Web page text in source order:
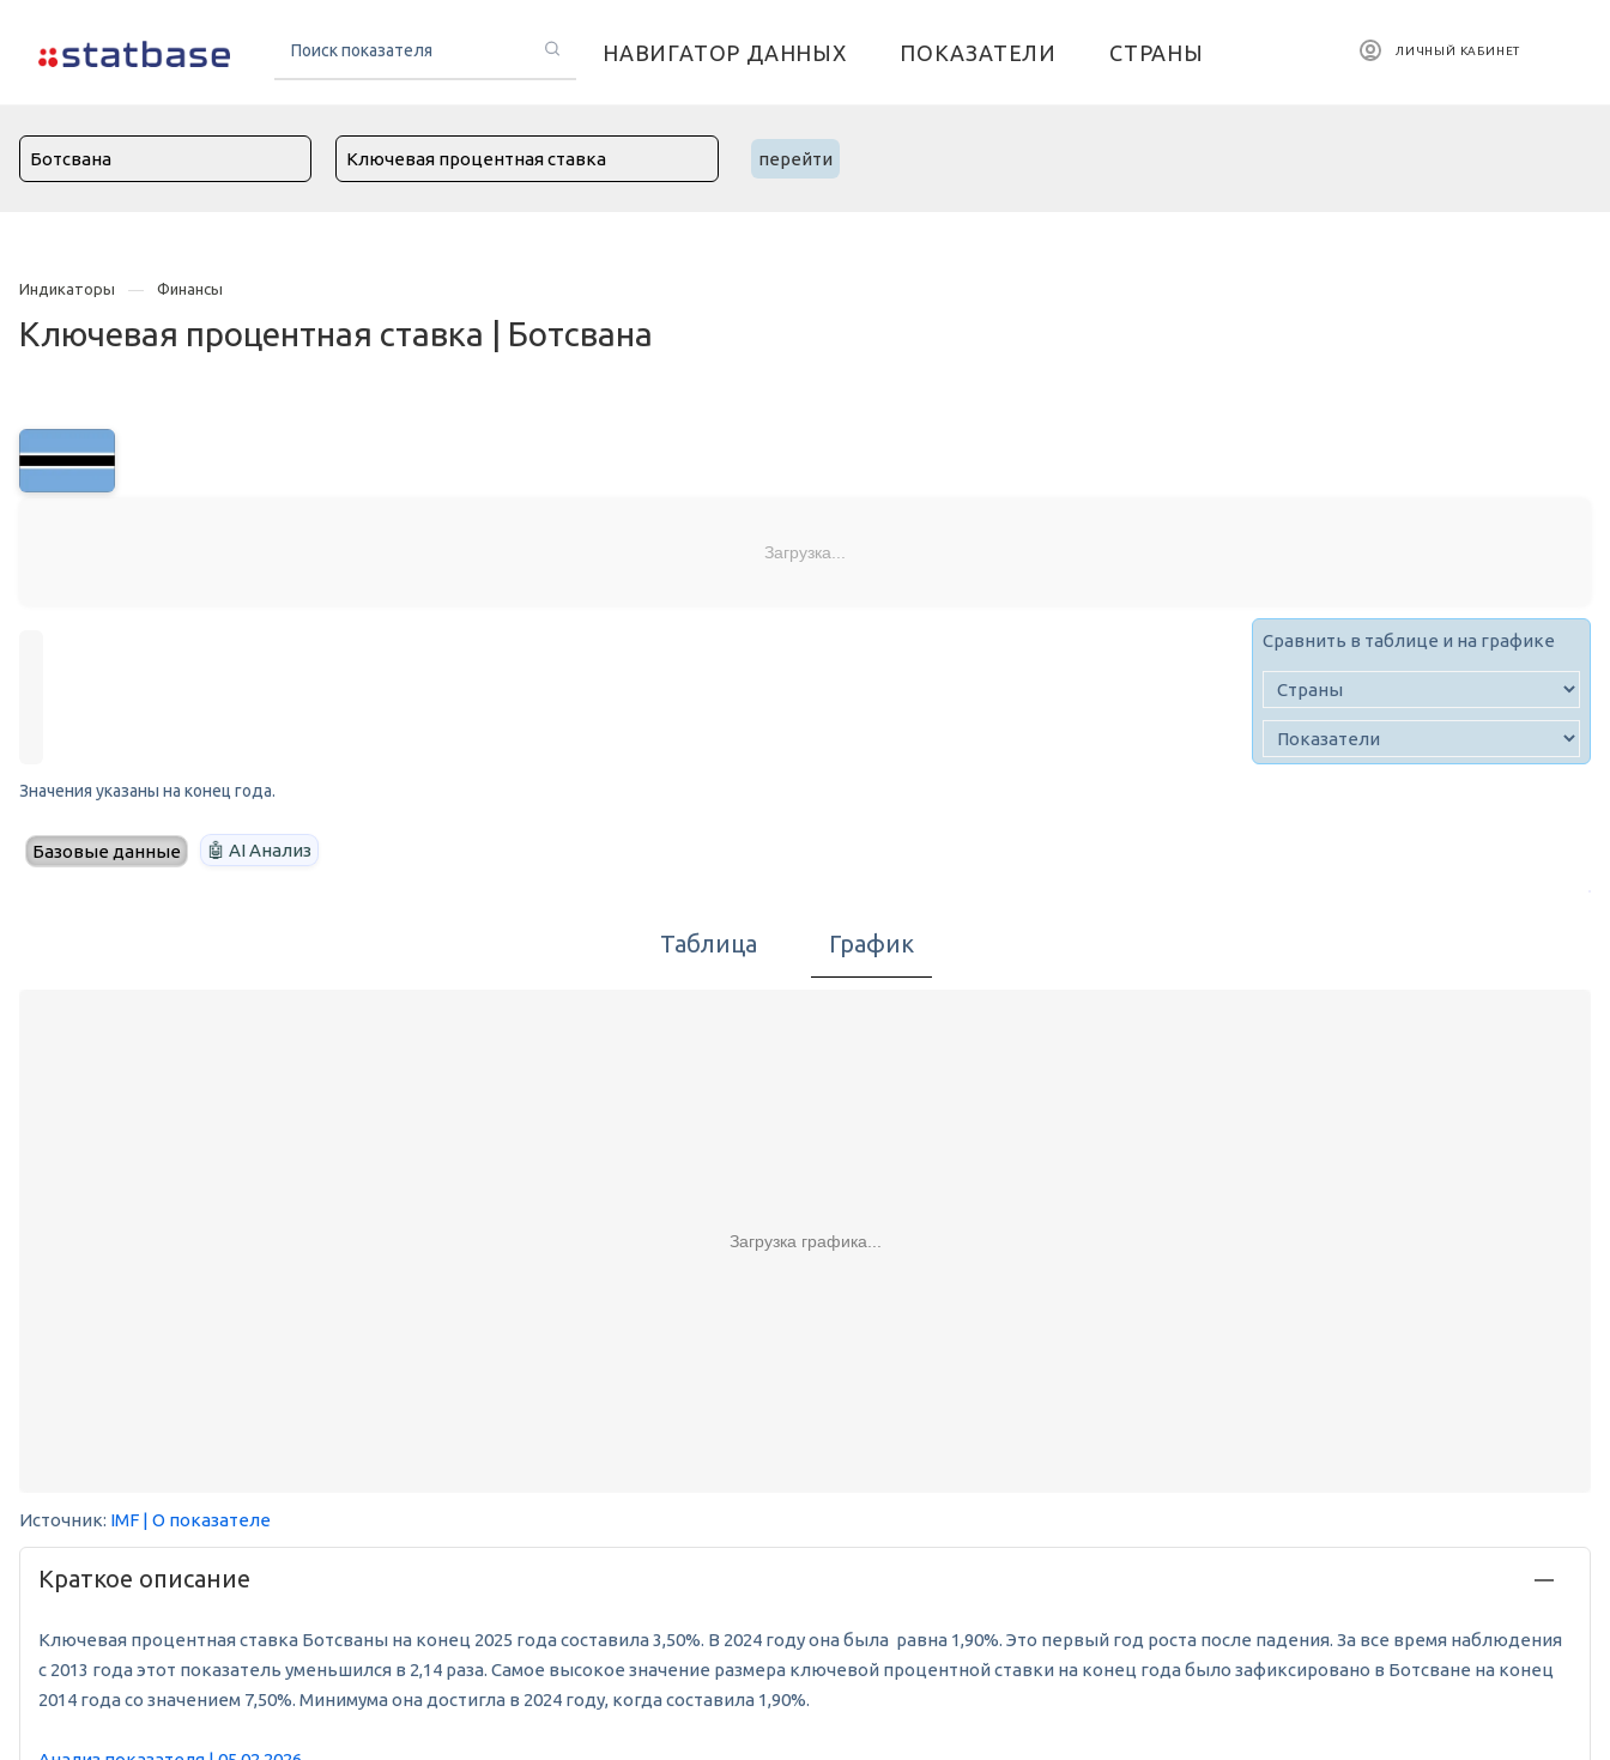
НАВИГАТОР ДАННЫХ ПОКАЗАТЕЛИ СТРАНЫ ЛИЧНЫЙ КАБИНЕТ
перейти
Индикаторы Финансы
Ключевая процентная ставка | Ботсвана
Загрузка...
Сравнить в таблице и на графике
Значения указаны на конец года.
Базовые данные 🤖 AI Анализ
Таблица График
Загрузка графика...
Источник: IMF | О показателе
Краткое описание
Ключевая процентная ставка Ботсваны на конец 2025 года составила 3,50%. В 2024 году она была равна 1,90%. Это первый год роста после падения. За все время наблюдения
с 2013 года этот показатель уменьшился в 2,14 раза. Самое высокое значение размера ключевой процентной ставки на конец года было зафиксировано в Ботсване на конец
2014 года со значением 7,50%. Минимума она достигла в 2024 году, когда составила 1,90%.